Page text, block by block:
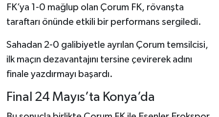
FK’ya 1-0 mağlup olan Çorum FK, rövanşta
taraftarı önünde etkili bir performans sergiledi.
Sahadan 2-0 galibiyetle ayrılan Çorum temsilcisi,
ilk maçın dezavantajını tersine çevirerek adını
finale yazdırmayı başardı.
Final 24 Mayıs’ta Konya’da